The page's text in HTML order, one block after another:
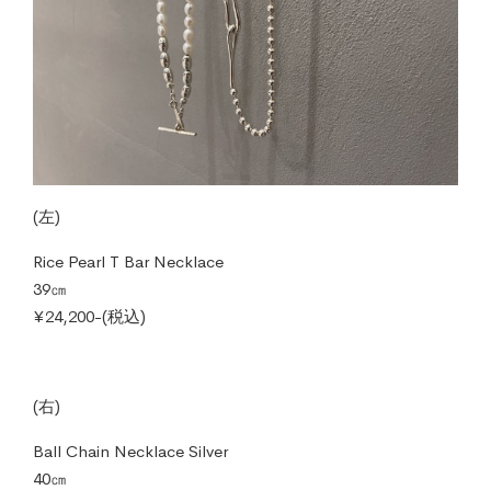
(左)
Rice Pearl T Bar Necklace
39㎝
¥24,200-(税込)
(右)
Ball Chain Necklace Silver
40㎝